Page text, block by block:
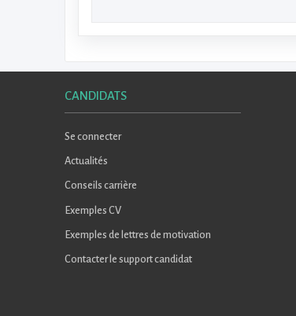
CANDIDATS
Se connecter
Actualités
Conseils carrière
Exemples CV
Exemples de lettres de motivation
Contacter le support candidat